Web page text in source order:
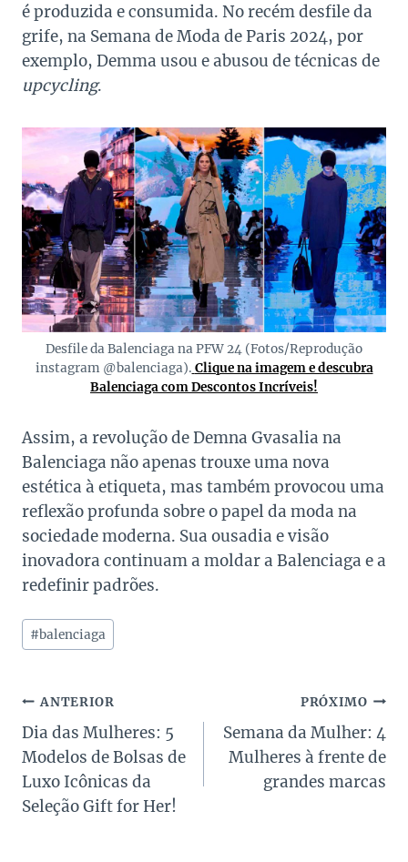
é produzida e consumida. No recém desfile da
grife, na Semana de Moda de Paris 2024, por
exemplo, Demma usou e abusou de técnicas de
upcycling.
Desfile da Balenciaga na PFW 24 (Fotos/Reprodução
instagram @balenciaga). Clique na imagem e descubra
Balenciaga com Descontos Incríveis!
Assim, a revolução de Demna Gvasalia na
Balenciaga não apenas trouxe uma nova
estética à etiqueta, mas também provocou uma
reflexão profunda sobre o papel da moda na
sociedade moderna. Sua ousadia e visão
inovadora continuam a moldar a Balenciaga e a
redefinir padrões.
Tags
do
#balenciaga
Navegação
de
Post
ANTERIOR
Dia das Mulheres: 5
Modelos de Bolsas de
Luxo Icônicas da
Seleção Gift for Her!
PRÓXIMO
Semana da Mulher: 4
Mulheres à frente de
grandes marcas